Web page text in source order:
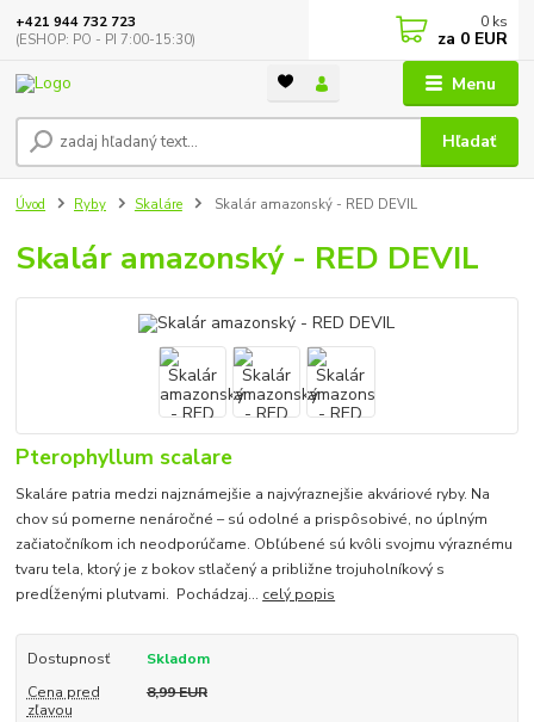
Menu
Hľadať
+421 944 732 723
(ESHOP: PO - PI 7:00-15:30)
0 ks
za 0 EUR
Úvod Ryby Skaláre Skalár amazonský - RED DEVIL
Skalár amazonský - RED DEVIL
Pterophyllum scalare
Skaláre patria medzi najznámejšie a najvýraznejšie akváriové ryby. Na
chov sú pomerne nenáročné – sú odolné a prispôsobivé, no úplným
začiatočníkom ich neodporúčame. Obľúbené sú kvôli svojmu výraznému
tvaru tela, ktorý je z bokov stlačený a približne trojuholníkový s
predĺženými plutvami. Pochádzaj... celý popis
Dostupnosť
Skladom
Cena pred
zľavou
8,99 EUR